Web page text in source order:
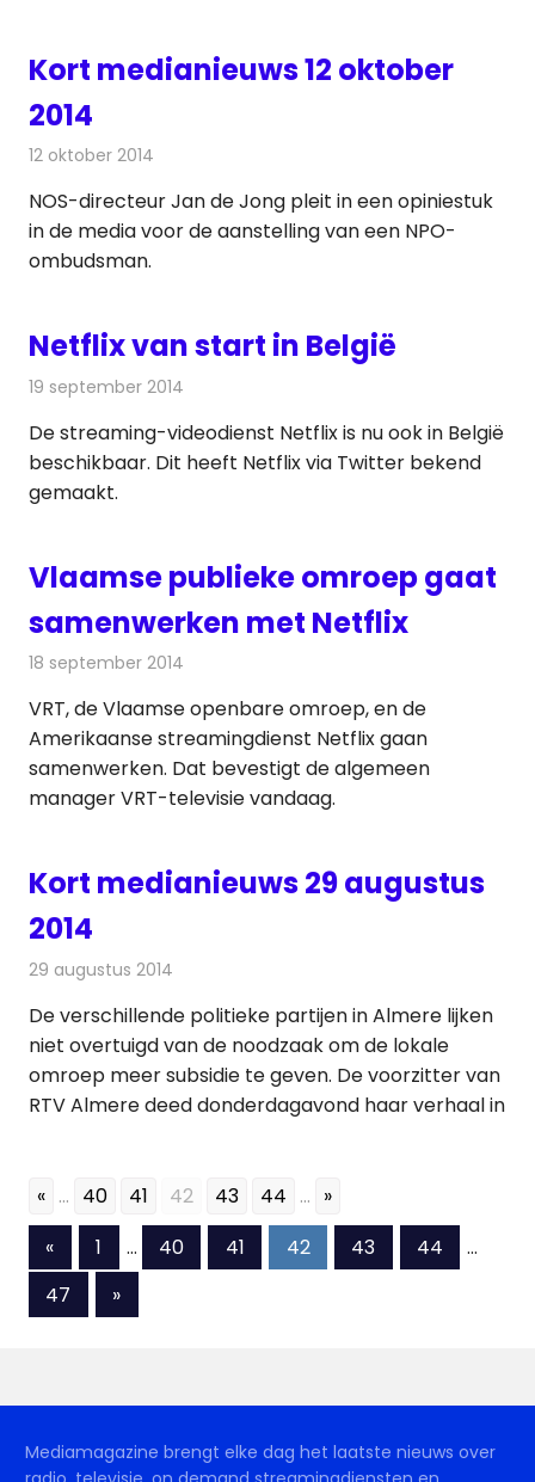
Kort medianieuws 12 oktober
2014
12 oktober 2014
NOS-directeur Jan de Jong pleit in een opiniestuk
in de media voor de aanstelling van een NPO-
ombudsman.
Netflix van start in België
19 september 2014
De streaming-videodienst Netflix is nu ook in België
beschikbaar. Dit heeft Netflix via Twitter bekend
gemaakt.
Vlaamse publieke omroep gaat
samenwerken met Netflix
18 september 2014
VRT, de Vlaamse openbare omroep, en de
Amerikaanse streamingdienst Netflix gaan
samenwerken. Dat bevestigt de algemeen
manager VRT-televisie vandaag.
Kort medianieuws 29 augustus
2014
29 augustus 2014
De verschillende politieke partijen in Almere lijken
niet overtuigd van de noodzaak om de lokale
omroep meer subsidie te geven. De voorzitter van
RTV Almere deed donderdagavond haar verhaal in
« ... 40 41 42 43 44 ... »
Berichten
paginering
«Vorige
berichten
1 … 40 41 42 43 44
…
47
Volgende
berichten
»
Mediamagazine brengt elke dag het laatste nieuws over